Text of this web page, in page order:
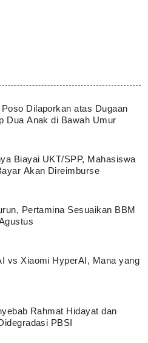
Dilaporkan atas Dugaan
Dua Anak di Bawah Umur
Biayai UKT/SPP, Mahasiswa
Akan Direimburse
Pertamina Sesuaikan BBM
vs Xiaomi HyperAI, Mana yang
Rahmat Hidayat dan
PBSI